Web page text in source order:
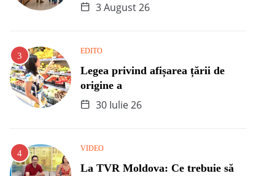
3 August 26
EDITO
Legea privind afișarea țării de
origine a
30 Iulie 26
VIDEO
La TVR Moldova: Ce trebuie să